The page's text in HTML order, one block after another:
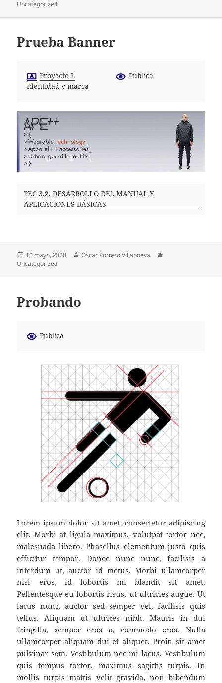
el
Uncategorized
Prueba Banner
Proyecto I.
Identidad y marca
Pública
PEC 3.2. DESARROLLO DEL MANUAL Y
APLICACIONES BÁSICAS
Publicado
el
10 mayo, 2020 Autor
Óscar Porrero Villanueva
Uncategorized
Probando
Pública
Lorem ipsum dolor sit amet, consectetur adipiscing
elit. Morbi at ligula maximus, volutpat tortor nec,
malesuada libero. Phasellus elementum justo quis
efficitur tempor. Donec nunc nunc, facilisis a
interdum ut, auctor id metus. Morbi ullamcorper
nisl eros, id lobortis mi blandit sit amet.
Pellentesque eu lobortis risus, ut ultricies augue. Ut
lacus nunc, auctor sed semper vel, facilisis quis
tellus. Aliquam ut ultrices nibh. Mauris in dui
fringilla, semper eros a, commodo eros. Nulla
ullamcorper aliquam dui et aliquet. Proin sit amet
pulvinar sem. Vestibulum nec mi lacus. Vestibulum
quis tempus tortor, maximus sagittis turpis. In
mollis turpis mattis velit gravida, non bibendum